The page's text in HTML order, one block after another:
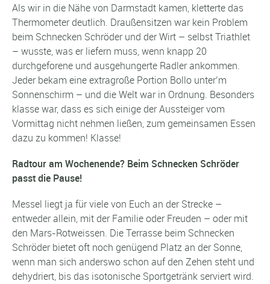
Als wir in die Nähe von Darmstadt kamen, kletterte das
Thermometer deutlich. Draußensitzen war kein Problem
beim Schnecken Schröder und der Wirt – selbst Triathlet
– wusste, was er liefern muss, wenn knapp 20
durchgeforene und ausgehungerte Radler ankommen.
Jeder bekam eine extragroße Portion Bollo unter’m
Sonnenschirm – und die Welt war in Ordnung. Besonders
klasse war, dass es sich einige der Aussteiger vom
Vormittag nicht nehmen ließen, zum gemeinsamen Essen
dazu zu kommen! Klasse!
Radtour am Wochenende? Beim Schnecken Schröder
passt die Pause!
Messel liegt ja für viele von Euch an der Strecke –
entweder allein, mit der Familie oder Freuden – oder mit
den Mars-Rotweissen. Die Terrasse beim Schnecken
Schröder bietet oft noch genügend Platz an der Sonne,
wenn man sich anderswo schon auf den Zehen steht und
dehydriert, bis das isotonische Sportgetränk serviert wird.